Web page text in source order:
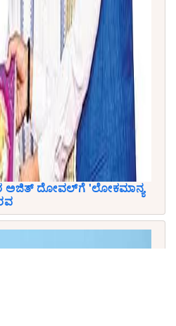
ಅಜಿತ್ ದೋವಲ್‌ಗೆ 'ಲೋಕಮಾನ್ಯ